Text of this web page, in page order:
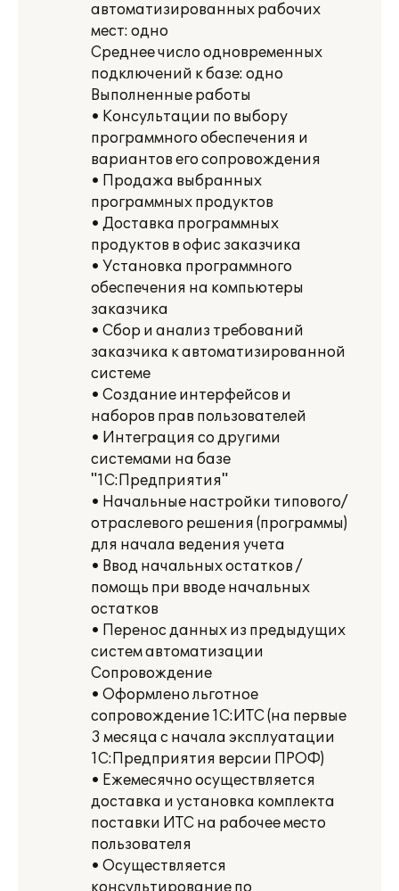
автоматизированных рабочих
мест: одно
Среднее число одновременных
подключений к базе: одно
Выполненные работы
• Консультации по выбору
программного обеспечения и
вариантов его сопровождения
• Продажа выбранных
программных продуктов
• Доставка программных
продуктов в офис заказчика
• Установка программного
обеспечения на компьютеры
заказчика
• Сбор и анализ требований
заказчика к автоматизированной
системе
• Создание интерфейсов и
наборов прав пользователей
• Интеграция со другими
системами на базе
"1С:Предприятия"
• Начальные настройки типового/
отраслевого решения (программы)
для начала ведения учета
• Ввод начальных остатков /
помощь при вводе начальных
остатков
• Перенос данных из предыдущих
систем автоматизации
Сопровождение
• Оформлено льготное
сопровождение 1С:ИТС (на первые
3 месяца с начала эксплуатации
1С:Предприятия версии ПРОФ)
• Ежемесячно осуществляется
доставка и установка комплекта
поставки ИТС на рабочее место
пользователя
• Осуществляется
консультирование по